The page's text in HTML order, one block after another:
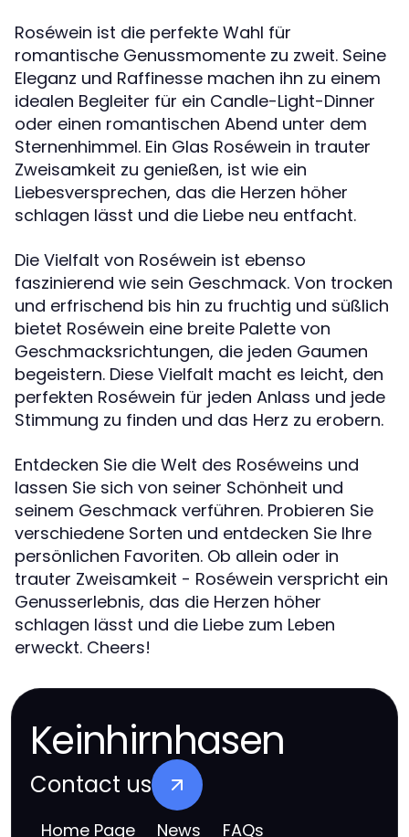
Roséwein ist die perfekte Wahl für
romantische Genussmomente zu zweit. Seine
Eleganz und Raffinesse machen ihn zu einem
idealen Begleiter für ein Candle-Light-Dinner
oder einen romantischen Abend unter dem
Sternenhimmel. Ein Glas Roséwein in trauter
Zweisamkeit zu genießen, ist wie ein
Liebesversprechen, das die Herzen höher
schlagen lässt und die Liebe neu entfacht.
Die Vielfalt von Roséwein ist ebenso
faszinierend wie sein Geschmack. Von trocken
und erfrischend bis hin zu fruchtig und süßlich
bietet Roséwein eine breite Palette von
Geschmacksrichtungen, die jeden Gaumen
begeistern. Diese Vielfalt macht es leicht, den
perfekten Roséwein für jeden Anlass und jede
Stimmung zu finden und das Herz zu erobern.
Entdecken Sie die Welt des Roséweins und
lassen Sie sich von seiner Schönheit und
seinem Geschmack verführen. Probieren Sie
verschiedene Sorten und entdecken Sie Ihre
persönlichen Favoriten. Ob allein oder in
trauter Zweisamkeit - Roséwein verspricht ein
Genusserlebnis, das die Herzen höher
schlagen lässt und die Liebe zum Leben
erweckt. Cheers!
Keinhirnhasen
Contact us
Home Page News FAQs